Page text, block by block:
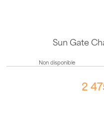
Sun Gate
Non disponible
2